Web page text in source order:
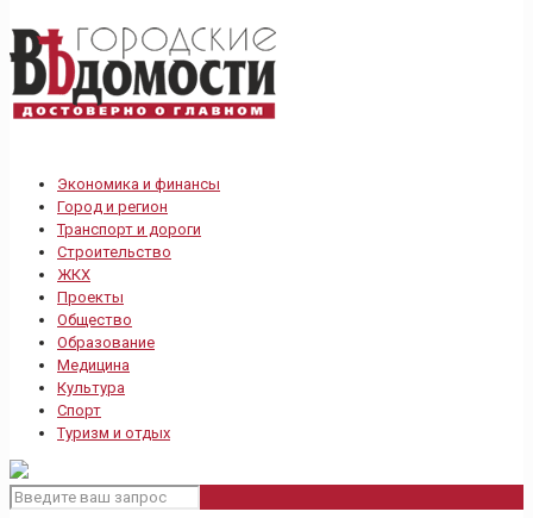
Экономика и финансы
Город и регион
Транспорт и дороги
Строительство
ЖКХ
Проекты
Общество
Образование
Медицина
Культура
Спорт
Туризм и отдых